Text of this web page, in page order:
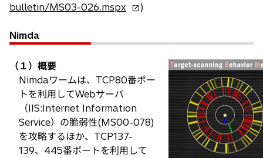
bulletin/MS03-026.mspx 新
で
く
)
Nimda
（１）概要
Nimdaワームは、TCP80番ポー
トを利用してWebサーバ
（IIS:Internet Information
Service）の脆弱性(MS00-078)
を攻略するほか、TCP137-
139、445番ポートを利用して